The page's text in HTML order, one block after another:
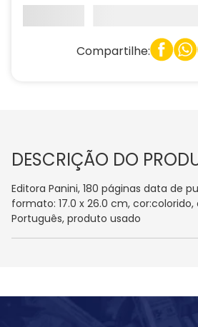
Compartilhe:
DESCRIÇÃO DO
Editora Panini, 180 páginas data de
formato: 17.0 x 26.0 cm, cor:colorido,
Português, produto usado